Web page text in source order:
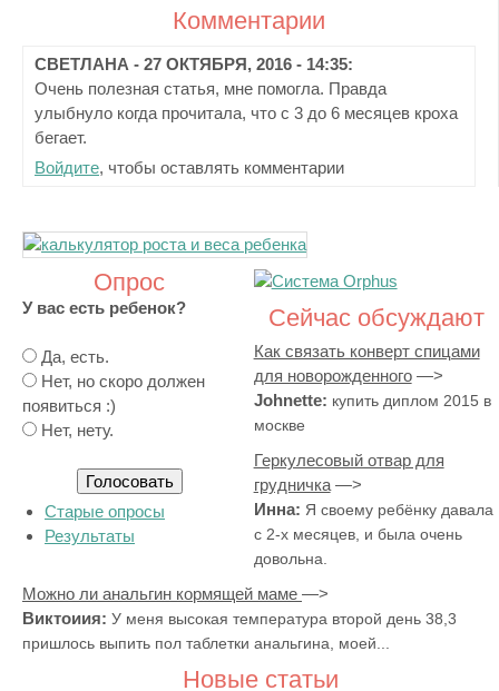
Комментарии
СВЕТЛАНА - 27 ОКТЯБРЯ, 2016 - 14:35:
Очень полезная статья, мне помогла. Правда
улыбнуло когда прочитала, что с 3 до 6 месяцев кроха
бегает.
Войдите, чтобы оставлять комментарии
Опрос
У вас есть ребенок?
В
а
р
и
Да, есть.
Нет, но скоро должен
появиться :)
Нет, нету.
Старые опросы
Результаты
Сейчас обсуждают
Как связать конверт спицами
для новорожденного
Johnette: купить диплом 2015 в
москве
Геркулесовый отвар для
грудничка
Инна: Я своему ребёнку давала
с 2-х месяцев, и была очень
довольна.
Можно ли анальгин кормящей маме
Виктоиия: У меня высокая температура второй день 38,3
пришлось выпить пол таблетки анальгина, моей...
Новые статьи